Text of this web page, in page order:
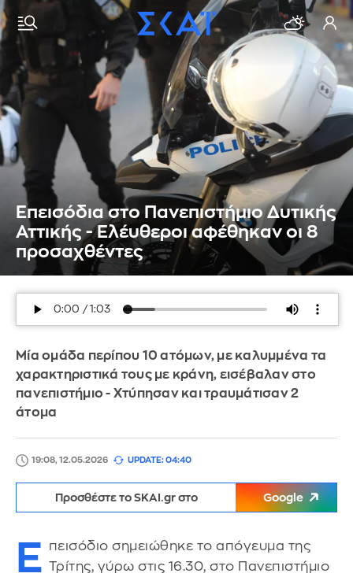
Επεισόδια στο Πανεπιστήμιο Δυτικής
Αττικής - Ελέυθεροι αφέθηκαν οι 8
προσαχθέντες
Μία ομάδα περίπου 10 ατόμων, με καλυμμένα τα
χαρακτηριστικά τους με κράνη, εισέβαλαν στο
πανεπιστήμιο - Χτύπησαν και τραυμάτισαν 2
άτομα
19:08, 12.05.2026 UPDATE: 04:40
Προσθέστε το SKAI.gr στο Google
Ε πεισόδιο σημειώθηκε το απόγευμα της
Τρίτης, γύρω στις 16.30, στο Πανεπιστήμιο